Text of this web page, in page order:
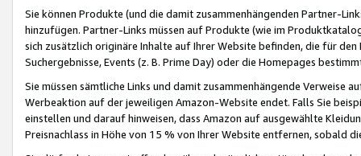
Sie können Produkte (und die damit zusammenhängenden Partner-
hinzufügen. Partner-Links müssen auf Produkte (wie im
sich zusätzlich originäre Inhalte auf Ihrer Website befinden, die für
Suchergebnisse, Events (z. B. Prime Day) oder die Homepages
Sie müssen sämtliche Links und damit zusammenhängende
Werbeaktion auf der jeweiligen Amazon-Website endet. Falls Sie
einstellen und darauf hinweisen, dass Amazon auf ausgewählte
Preisnachlass in Höhe von 15 % von Ihrer Website entfernen, sobald